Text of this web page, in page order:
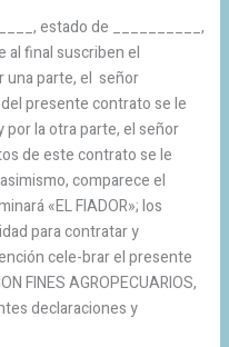
estado de __________,
al final suscriben el
una parte, el señor
presente contrato se le
por la otra parte, el señor
de este contrato se le
comparece el
«EL FIADOR»; los
para contratar y
cele-brar el presente
FINES AGROPECUARIOS,
declaraciones y